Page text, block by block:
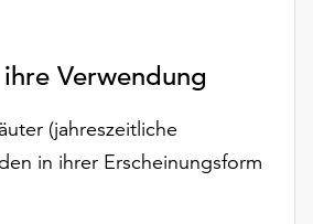
Verwendung
(jahreszeitliche
in ihrer Erscheinungsform